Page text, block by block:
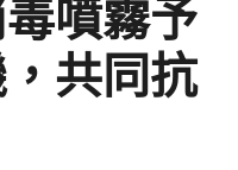
噴霧予
共同抗